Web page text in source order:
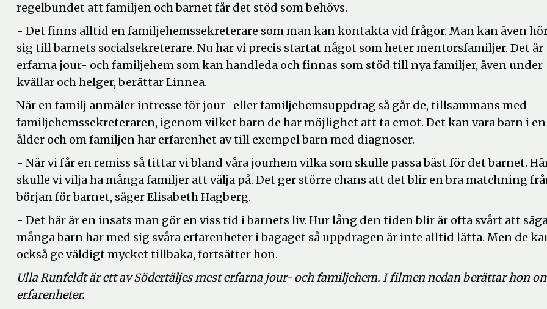
regelbundet att familjen och barnet får det stöd som behövs.
- Det finns alltid en familjehemssekreterare som man kan kontakta vid frågor. Man kan även
sig till barnets socialsekreterare. Nu har vi precis startat något som heter mentorsfamiljer. Det är
erfarna jour- och familjehem som kan handleda och finnas som stöd till nya familjer, även under
kvällar och helger, berättar Linnea.
När en familj anmäler intresse för jour- eller familjehemsuppdrag så går de, tillsammans med
familjehemssekreteraren, igenom vilket barn de har möjlighet att ta emot. Det kan vara barn i en
ålder och om familjen har erfarenhet av till exempel barn med diagnoser.
- När vi får en remiss så tittar vi bland våra jourhem vilka som skulle passa bäst för det barnet.
skulle vi vilja ha många familjer att välja på. Det ger större chans att det blir en bra matchning
början för barnet, säger Elisabeth Hagberg.
- Det här är en insats man gör en viss tid i barnets liv. Hur lång den tiden blir är ofta svårt att
många barn har med sig svåra erfarenheter i bagaget så uppdragen är inte alltid lätta. Men de
också ge väldigt mycket tillbaka, fortsätter hon.
Ulla Runfeldt är ett av Södertäljes mest erfarna jour- och familjehem. I filmen nedan berättar hon
erfarenheter.